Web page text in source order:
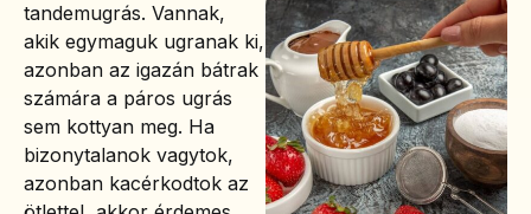
tandemugrás. Vannak,
akik egymaguk ugranak ki,
azonban az igazán bátrak
számára a páros ugrás
sem kottyan meg. Ha
bizonytalanok vagytok,
azonban kacérkodtok az